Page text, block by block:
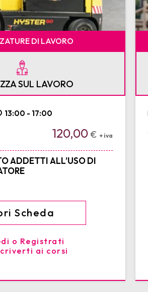
DI LAVORO
SUL LAVORO
13:00 - 17:00
120,00€ + iva
ADDETTI ALL’USO DI
Scheda
o Registrati
ai corsi